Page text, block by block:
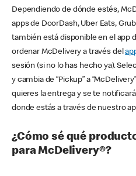
Dependiendo de dónde estés,
apps de DoorDash, Uber Eats,
también está disponible en el app
ordenar McDelivery a través del
sesión (si no lo has hecho ya).
y cambia de “Pickup” a
quieres la entrega y se te
donde estás a través de nuestro
¿Cómo sé qué
para McDelivery®?